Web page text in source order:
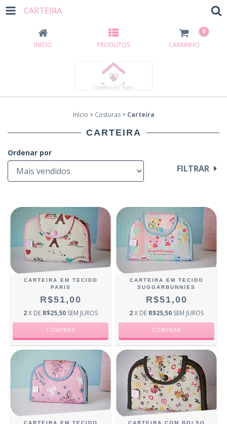
CARTEIRA
INÍCIO PRODUTOS CARRINHO
0
Início > Costuras > Carteira
CARTEIRA
Ordenar por
FILTRAR
CARTEIRA EM TECIDO
PARIS
R$51,00
2X DE R$25,50 SEM JUROS
CARTEIRA EM TECIDO
SUGGARBUNNIES
R$51,00
2X DE R$25,50 SEM JUROS
CARTEIRA EM TECIDO
CARTEIRA COM BOLSO